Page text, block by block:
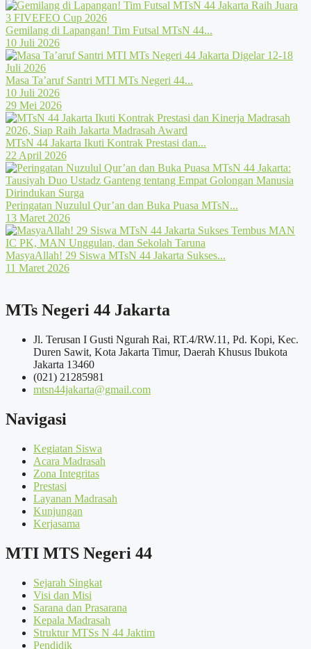
Gemilang di Lapangan! Tim Futsal MTsN 44...
10 Juli 2026
Masa Ta’aruf Santri MTI MTs Negeri 44...
10 Juli 2026
29 Mei 2026
MTsN 44 Jakarta Ikuti Kontrak Prestasi dan...
22 April 2026
Peringatan Nuzulul Qur’an dan Buka Puasa MTsN...
13 Maret 2026
MasyaAllah! 29 Siswa MTsN 44 Jakarta Sukses...
11 Maret 2026
MTs Negeri 44 Jakarta
Jl. Terusan I Gusti Ngurah Rai, RT.4/RW.11, Pd. Kopi, Kec.
Duren Sawit, Kota Jakarta Timur, Daerah Khusus Ibukota
Jakarta 13460
(021) 21285981
mtsn44jakarta@gmail.com
Navigasi
Kegiatan Siswa
Acara Madrasah
Zona Integritas
Prestasi
Layanan Madrasah
Kunjungan
Kerjasama
MTI MTS Negeri 44
Sejarah Singkat
Visi dan Misi
Sarana dan Prasarana
Kepala Madrasah
Struktur MTSs N 44 Jaktim
Pendidik